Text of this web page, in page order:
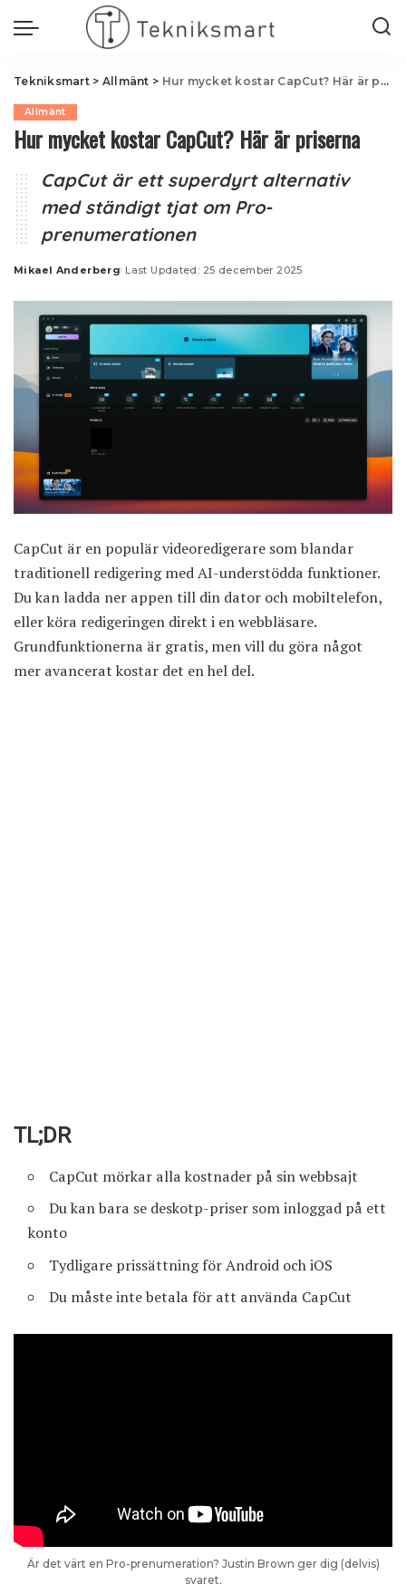
Tekniksmart> Allmänt > Hur mycket kostar CapCut? Här är priserna
Allmänt
Hur mycket kostar CapCut? Här är priserna
CapCut är ett superdyrt alternativ
med ständigt tjat om Pro-
prenumerationen
Posted
Mikael Anderberg Last Updated: 25 december 2025
CapCut är en populär videoredigerare som blandar
traditionell redigering med AI-understödda funktioner.
Du kan ladda ner appen till din dator och mobiltelefon,
eller köra redigeringen direkt i en webbläsare.
Grundfunktionerna är gratis, men vill du göra något
mer avancerat kostar det en hel del.
TL;DR
CapCut mörkar alla kostnader på sin webbsajt
Du kan bara se deskotp-priser som inloggad på ett
konto
Tydligare prissättning för Android och iOS
Du måste inte betala för att använda CapCut
Är det värt en Pro-prenumeration? Justin Brown ger dig (delvis)
svaret.